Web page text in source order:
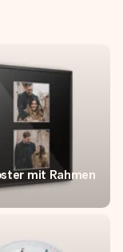
mit Rahmen